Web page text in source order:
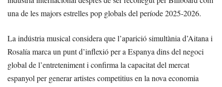
una de les majors estrelles pop globals del període 2025-2026.
La indústria musical considera que l’aparició simultània d’Aitana i
Rosalía marca un punt d’inflexió per a Espanya dins del negoci
global de l’entreteniment i confirma la capacitat del mercat
espanyol per generar artistes competitius en la nova economia